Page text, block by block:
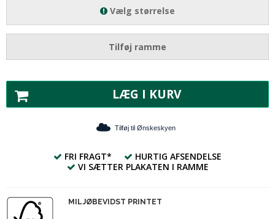
Vælg størrelse
Tilføj ramme
LÆG I KURV
Tilføj til Ønskeskyen
FRI FRAGT*
HURTIG AFSENDELSE
VI SÆTTER PLAKATEN I RAMME
MILJØBEVIDST PRINTET